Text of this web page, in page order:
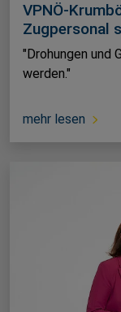
VPNÖ-
Zugpersonal
"Drohungen und
werden."
mehr lesen